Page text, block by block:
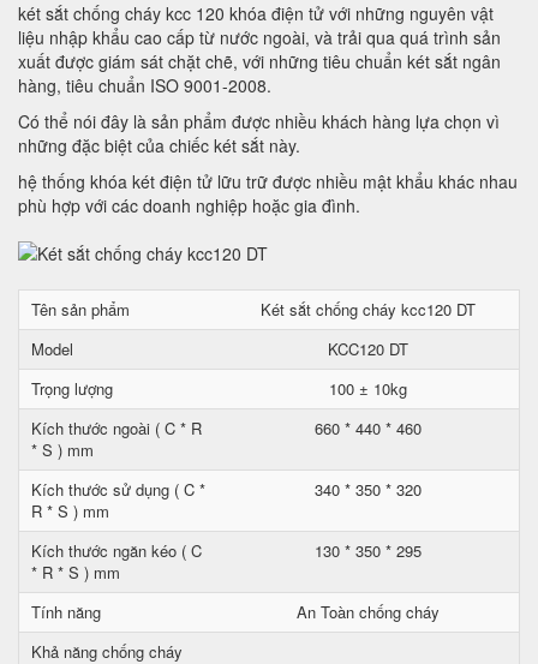
két sắt chống cháy kcc 120 khóa điện tử với những nguyên vật
liệu nhập khẩu cao cấp từ nước ngoài, và trải qua quá trình sản
xuất được giám sát chặt chẽ, với những tiêu chuẩn két sắt ngân
hàng, tiêu chuẩn ISO 9001-2008.
Có thể nói đây là sản phẩm được nhiều khách hàng lựa chọn vì
những đặc biệt của chiếc két sắt này.
hệ thống khóa két điện tử lữu trữ được nhiều mật khẩu khác nhau
phù hợp với các doanh nghiệp hoặc gia đình.
Tên sản phẩm
Két sắt chống cháy kcc120 DT
Model
KCC120 DT
Trọng lượng
100 ± 10kg
Kích thước ngoài ( C * R
* S ) mm
660 * 440 * 460
Kích thước sử dụng ( C *
R * S ) mm
340 * 350 * 320
Kích thước ngăn kéo ( C
* R * S ) mm
130 * 350 * 295
Tính năng
An Toàn chống cháy
Khả năng chống cháy